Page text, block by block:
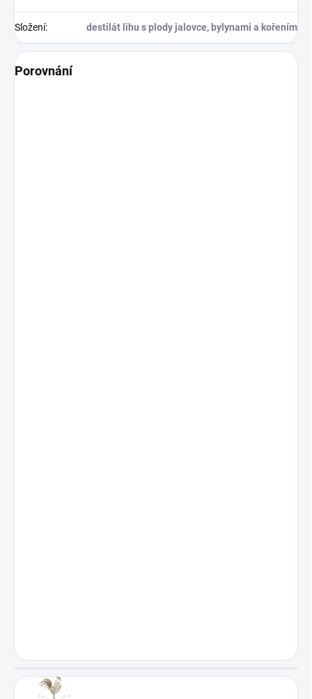
Složení: destilát lihu s plody jalovce, bylynami a kořením
Porovnání